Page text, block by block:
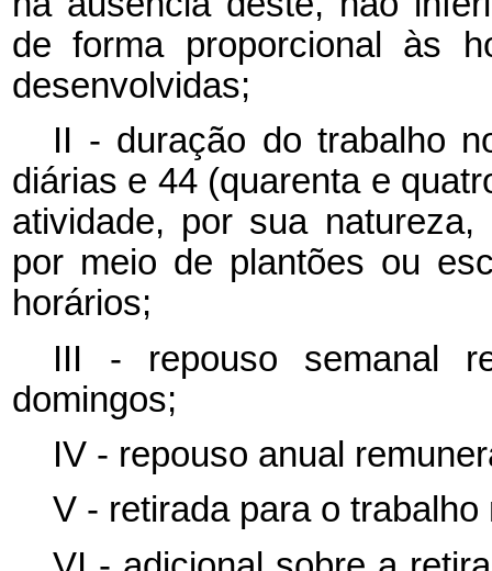
de forma proporcional às
desenvolvidas;
II - duração do trabalho
diárias e 44 (quarenta e
atividade, por sua
por meio de plantões ou
horários;
III - repouso semanal
domingos;
IV - repouso anual
V - retirada para o